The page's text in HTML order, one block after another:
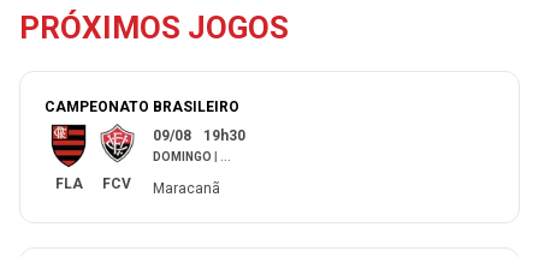
PRÓXIMOS JOGOS
CAMPEONATO BRASILEIRO
FLA FCV
09/08 19h30
DOMINGO ...
Maracanã